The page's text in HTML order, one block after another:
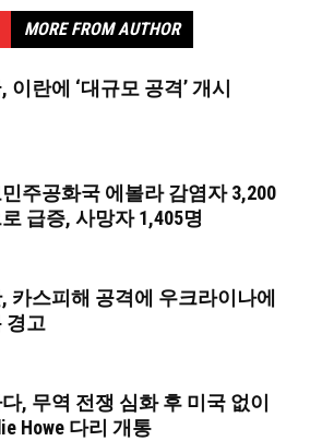
MORE FROM AUTHOR
이란에 ‘대규모 공격’ 개시
주공화국 에볼라 감염자 3,200
급증, 사망자 1,405명
카스피해 공격에 우크라이나에
경고
, 무역 전쟁 심화 후 미국 없이
Howe 다리 개통